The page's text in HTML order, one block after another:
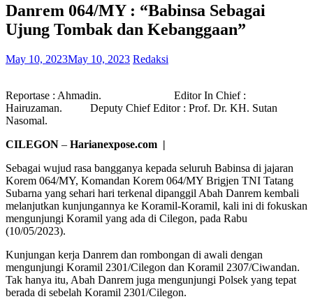
Danrem 064/MY : “Babinsa Sebagai
Ujung Tombak dan Kebanggaan”
May 10, 2023May 10, 2023 Redaksi
Reportase : Ahmadin. Editor In Chief :
Hairuzaman. Deputy Chief Editor : Prof. Dr. KH. Sutan
Nasomal.
CILEGON – Harianexpose.com |
Sebagai wujud rasa bangganya kepada seluruh Babinsa di jajaran
Korem 064/MY, Komandan Korem 064/MY Brigjen TNI Tatang
Subarna yang sehari hari terkenal dipanggil Abah Danrem kembali
melanjutkan kunjungannya ke Koramil-Koramil, kali ini di fokuskan
mengunjungi Koramil yang ada di Cilegon, pada Rabu
(10/05/2023).
Kunjungan kerja Danrem dan rombongan di awali dengan
mengunjungi Koramil 2301/Cilegon dan Koramil 2307/Ciwandan.
Tak hanya itu, Abah Danrem juga mengunjungi Polsek yang tepat
berada di sebelah Koramil 2301/Cilegon.